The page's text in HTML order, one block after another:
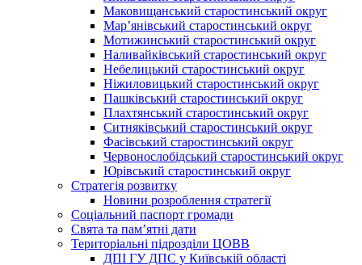
Маковищанський старостинський округ
Мар’янівський старостинський округ
Мотижинський старостинський округ
Наливайківський старостинський округ
Небелицький старостинський округ
Ніжиловицький старостинський округ
Пашківський старостинський округ
Плахтянський старостинський округ
Ситняківський старостинський округ
Фасівський старостинський округ
Червонослобідський старостинський округ
Юрівський старостинський округ
Стратегія розвитку
Новини розроблення стратегії
Соціальний паспорт громади
Свята та пам’ятні дати
Територіальні підрозділи ЦОВВ
ДПІ ГУ ДПС у Київській області